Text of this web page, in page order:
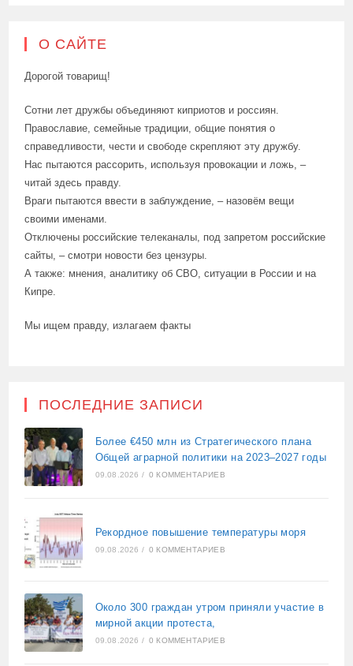
О САЙТЕ
Дорогой товарищ!
Сотни лет дружбы объединяют киприотов и россиян.
Православие, семейные традиции, общие понятия о
справедливости, чести и свободе скрепляют эту дружбу.
Нас пытаются рассорить, используя провокации и ложь, –
читай здесь правду.
Враги пытаются ввести в заблуждение, – назовём вещи
своими именами.
Отключены российские телеканалы, под запретом российские
сайты, – смотри новости без цензуры.
А также: мнения, аналитику об СВО, ситуации в России и на
Кипре.
Мы ищем правду, излагаем факты
ПОСЛЕДНИЕ ЗАПИСИ
Более €450 млн из Стратегического плана
Общей аграрной политики на 2023–2027 годы
09.08.2026 / 0 КОММЕНТАРИЕВ
Рекордное повышение температуры моря
09.08.2026 / 0 КОММЕНТАРИЕВ
Около 300 граждан утром приняли участие в
мирной акции протеста,
09.08.2026 / 0 КОММЕНТАРИЕВ